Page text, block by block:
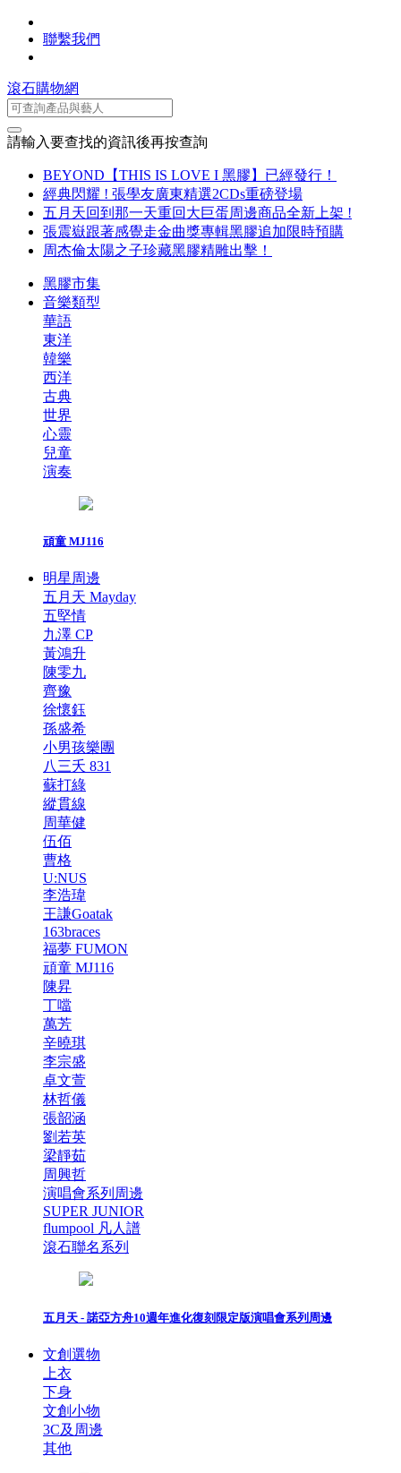
聯繫我們
滾石購物網
請輸入要查找的資訊後再按查詢
BEYOND【THIS IS LOVE I 黑膠】已經發行！
經典閃耀 ! 張學友廣東精選2CDs重磅登場
五月天回到那一天重回大巨蛋周邊商品全新上架 !
張震嶽跟著感覺走金曲獎專輯黑膠追加限時預購
周杰倫太陽之子珍藏黑膠精雕出擊！
黑膠市集
音樂類型
華語
東洋
韓樂
西洋
古典
世界
心靈
兒童
演奏
頑童 MJ116
明星周邊
五月天 Mayday
五堅情
九澤 CP
黃鴻升
陳零九
齊豫
徐懷鈺
孫盛希
小男孩樂團
八三夭 831
蘇打綠
縱貫線
周華健
伍佰
曹格
U:NUS
李浩瑋
王謙Goatak
163braces
福夢 FUMON
頑童 MJ116
陳昇
丁噹
萬芳
辛曉琪
李宗盛
卓文萱
林哲儀
張韶涵
劉若英
梁靜茹
周興哲
演唱會系列周邊
SUPER JUNIOR
flumpool 凡人譜
滾石聯名系列
五月天 - 諾亞方舟10週年進化復刻限定版演唱會系列周邊
文創選物
上衣
下身
文創小物
3C及周邊
其他